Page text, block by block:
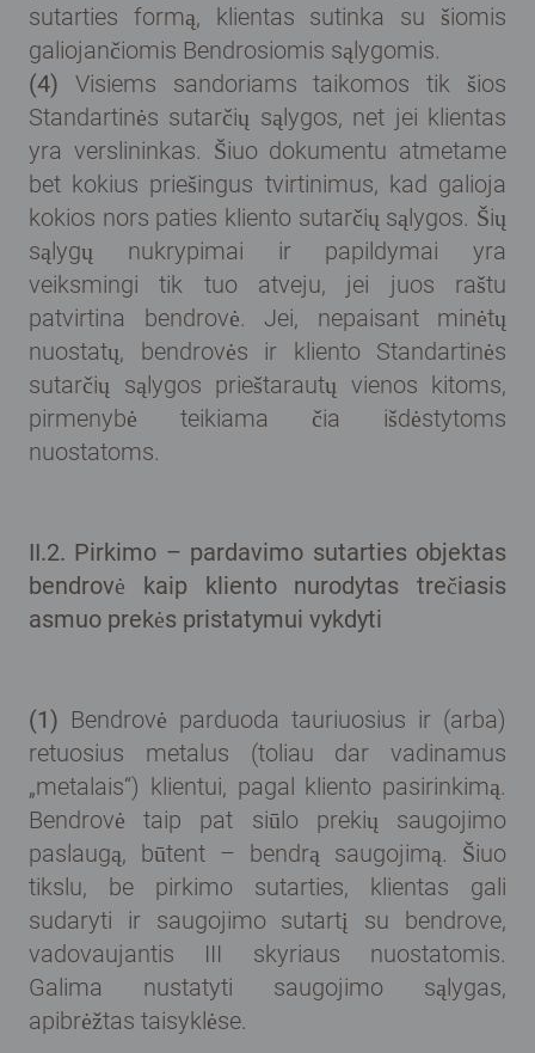
sutarties formą, klientas sutinka su šiomis
galiojančiomis Bendrosiomis sąlygomis.
(4) Visiems sandoriams taikomos tik šios
Standartinės sutarčių sąlygos, net jei klientas
yra verslininkas. Šiuo dokumentu atmetame
bet kokius priešingus tvirtinimus, kad galioja
kokios nors paties kliento sutarčių sąlygos. Šių
sąlygų nukrypimai ir papildymai yra
veiksmingi tik tuo atveju, jei juos raštu
patvirtina bendrovė. Jei, nepaisant minėtų
nuostatų, bendrovės ir kliento Standartinės
sutarčių sąlygos prieštarautų vienos kitoms,
pirmenybė teikiama čia išdėstytoms
nuostatoms.
II.2. Pirkimo – pardavimo sutarties objektas
bendrovė kaip kliento nurodytas trečiasis
asmuo prekės pristatymui vykdyti
(1) Bendrovė parduoda tauriuosius ir (arba)
retuosius metalus (toliau dar vadinamus
„metalais“) klientui, pagal kliento pasirinkimą.
Bendrovė taip pat siūlo prekių saugojimo
paslaugą, būtent – bendrą saugojimą. Šiuo
tikslu, be pirkimo sutarties, klientas gali
sudaryti ir saugojimo sutartį su bendrove,
vadovaujantis III skyriaus nuostatomis.
Galima nustatyti saugojimo sąlygas,
apibrėžtas taisyklėse.